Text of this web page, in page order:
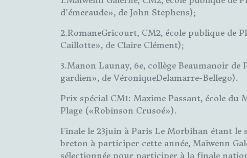
d'émeraude», de John Stephens);
2.RomaneGricourt, CM2, école publique de
Caillotte», de Claire Clément);
3.Manon Launay, 6e, collège Beaumanoir de
gardien», de VéroniqueDelamarre-Bellego).
Prix spécial CM1: Maxime Passant, école du
Plage («Robinson Crusoé»).
Finale le 23juin à Paris Le Morbihan étant le
breton à participer cette année, Maïwenn
sélectionnée pour participer à la finale